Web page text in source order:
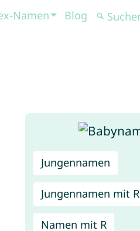
Namen Blog
Jungennamen
Jungennamen mit R
Namen mit R